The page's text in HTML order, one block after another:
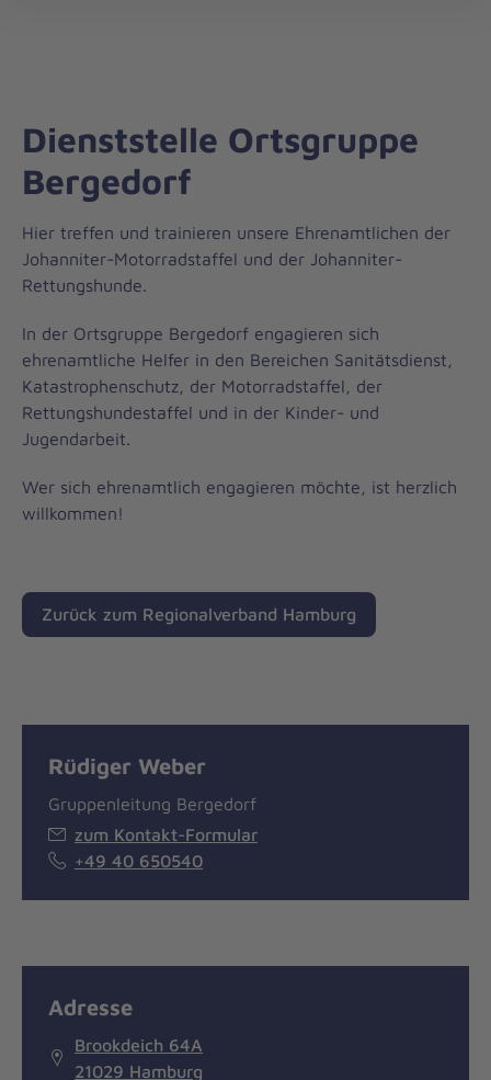
Dienststelle Ortsgruppe
Bergedorf
Hier treffen und trainieren unsere Ehrenamtlichen der
Johanniter-Motorradstaffel und der Johanniter-
Rettungshunde.
In der Ortsgruppe Bergedorf engagieren sich
ehrenamtliche Helfer in den Bereichen Sanitätsdienst,
Katastrophenschutz, der Motorradstaffel, der
Rettungshundestaffel und in der Kinder- und
Jugendarbeit.
Wer sich ehrenamtlich engagieren möchte, ist herzlich
willkommen!
Zurück zum Regionalverband Hamburg
Rüdiger Weber
Gruppenleitung Bergedorf
zum Kontakt-Formular
+49 40 650540
Adresse
Brookdeich 64A
21029 Hamburg